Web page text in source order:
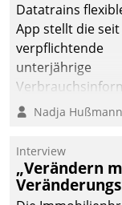
Datatrains
App stellt die seit
verpflichtende
unterjährige
schnell,
Die monatlichen
Mitteilungen zum
Heizungs- und
Nadja Hußmann
Interview
„Verändern